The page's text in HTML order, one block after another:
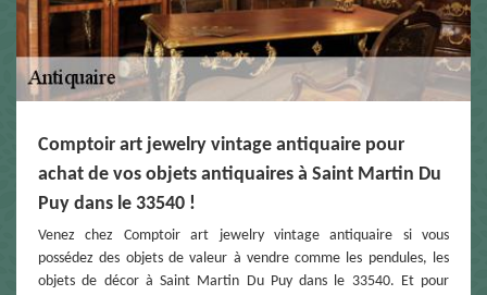
Comptoir art jewelry vintage antiquaire pour
achat de vos objets antiquaires à Saint Martin Du
Puy dans le 33540 !
Venez chez Comptoir art jewelry vintage antiquaire si vous
possédez des objets de valeur à vendre comme les pendules, les
objets de décor à Saint Martin Du Puy dans le 33540. Et pour